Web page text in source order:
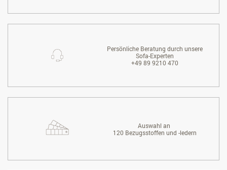
Persönliche Beratung durch unsere
Sofa-Experten
+49 89 9210 470
Auswahl an
120 Bezugsstoffen und -ledern